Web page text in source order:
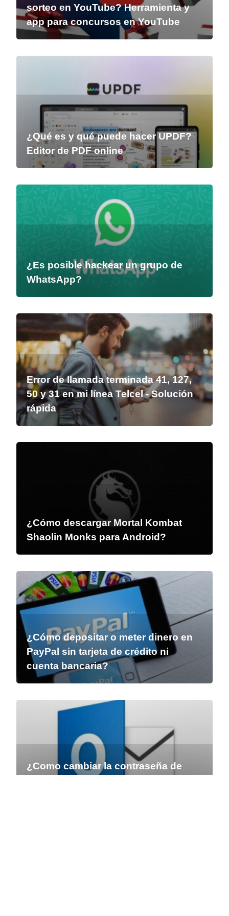
sorteo en YouTube? Herramienta y
app para concursos en YouTube
¿Qué es y qué puede hacer UPDF?
Editor de PDF online
¿Es posible hackear un grupo de
WhatsApp?
Error de llamada terminada 41, 127,
50 y 31 en mi línea Telcel - Solución
rápida
¿Cómo descargar Mortal Kombat
Shaolin Monks para Android?
¿Cómo depositar o meter dinero en
PayPal sin tarjeta de crédito ni
cuenta bancaria?
¿Como cambiar la contraseña de